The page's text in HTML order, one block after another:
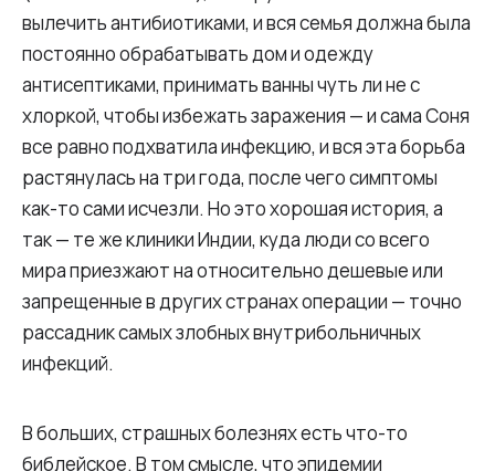
вылечить антибиотиками, и вся семья должна была
постоянно обрабатывать дом и одежду
антисептиками, принимать ванны чуть ли не с
хлоркой, чтобы избежать заражения — и сама Соня
все равно подхватила инфекцию, и вся эта борьба
растянулась на три года, после чего симптомы
как-то сами исчезли. Но это хорошая история, а
так — те же клиники Индии, куда люди со всего
мира приезжают на относительно дешевые или
запрещенные в других странах операции — точно
рассадник самых злобных внутрибольничных
инфекций.
В больших, страшных болезнях есть что-то
библейское. В том смысле, что эпидемии